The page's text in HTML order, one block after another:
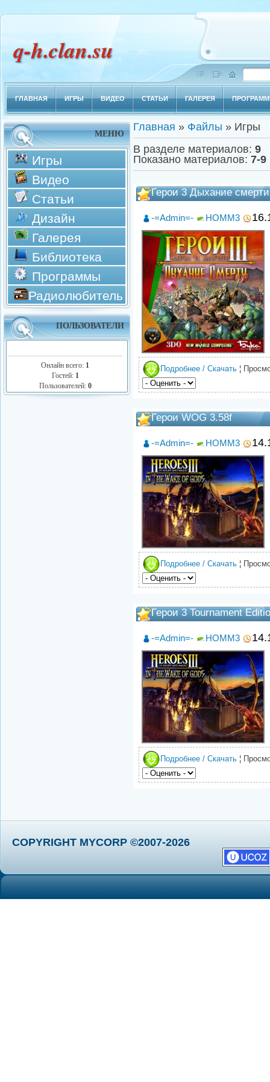
q-h.clan.su
ГЛАВНАЯ ИГРЫ ВИДЕО СТАТЬИ ГАЛЕРЕЯ
МЕНЮ
Игры
Видео
Статьи
Дизайн
Галерея
Библиотека
Программы
Радиолюбитель
ПОЛЬЗОВАТЕЛИ
Онлайн всего: 1
Гостей: 1
Пользователей: 0
Главная » Файлы » Игры
В разделе материалов: 9
Показано материалов: 7-9
Герои 3 Дыхание смерти
-=Admin=- HOMM3
Подробнее / Скачать ¦
Герои WOG 3.58f
-=Admin=- HOMM3
Подробнее / Скачать ¦
Герои 3 Tournament
-=Admin=- HOMM3
Подробнее / Скачать ¦
COPYRIGHT MYCORP ©2007-2026